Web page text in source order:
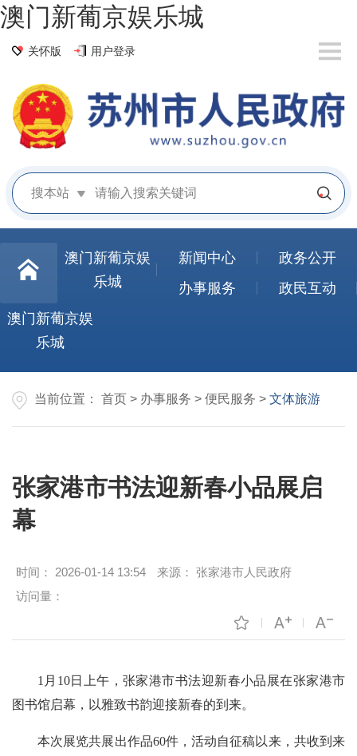
澳门新葡京娱乐城
关怀版 用户登录
搜本站
澳门新葡京娱
乐城
新闻中心
政务公开
办事服务
政民互动
澳门新葡京娱
乐城
当前位置： 首页 > 办事服务 > 便民服务 > 文体旅游
张家港市书法迎新春小品展启
幕
时间： 2026-01-14 13:54 来源： 张家港市人民政府
访问量：
1月10日上午，张家港市书法迎新春小品展在张家港市
图书馆启幕，以雅致书韵迎接新春的到来。
本次展览共展出作品60件，活动自征稿以来，共收到来